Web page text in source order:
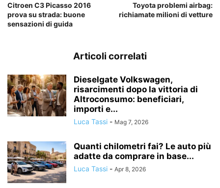
Citroen C3 Picasso 2016
prova su strada: buone
sensazioni di guida
Toyota problemi airbag:
richiamate milioni di vetture
Articoli correlati
Dieselgate Volkswagen,
risarcimenti dopo la vittoria di
Altroconsumo: beneficiari,
importi e...
Luca Tassi - Mag 7, 2026
Quanti chilometri fai? Le auto più
adatte da comprare in base...
Luca Tassi - Apr 8, 2026